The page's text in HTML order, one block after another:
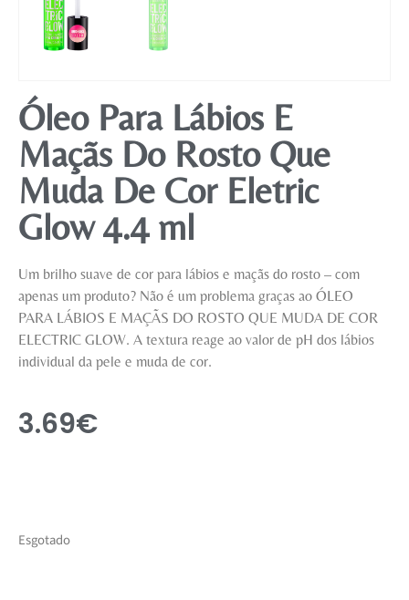
Óleo Para Lábios E
Maçãs Do Rosto Que
Muda De Cor Eletric
Glow 4.4 ml
Um brilho suave de cor para lábios e maçãs do rosto – com
apenas um produto? Não é um problema graças ao ÓLEO
PARA LÁBIOS E MAÇÃS DO ROSTO QUE MUDA DE COR
ELECTRIC GLOW. A textura reage ao valor de pH dos lábios
individual da pele e muda de cor.
3.69€
Esgotado